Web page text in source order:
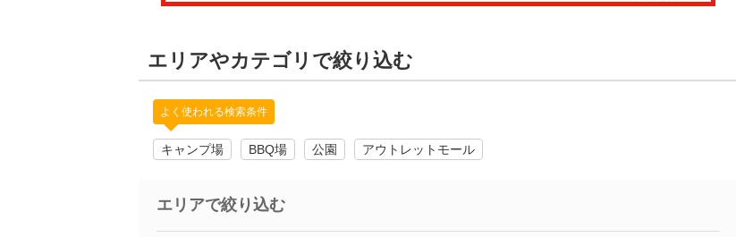
エリアやカテゴリで絞り込む
よく使われる検索条件
キャンプ場 BBQ場 公園 アウトレットモール
エリアで絞り込む